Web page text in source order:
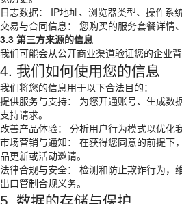
日志数据： IP地址、浏览器类型、操作系
交易与合同信息： 您购买的服务套餐详情
3.3 第三方来源的信息
我们可能会从公开商业渠道验证您的企业
4. 我们如何使用您的信息
我们将您的信息用于以下合法目的：
提供服务与支持： 为您开通账号、生成数
支持请求。
改善产品体验： 分析用户行为模式以优化
市场营销与通知： 在获得您同意的前提下
品更新或活动邀请。
法律合规与安全： 检测和防止欺诈行为，
出口管制合规义务。